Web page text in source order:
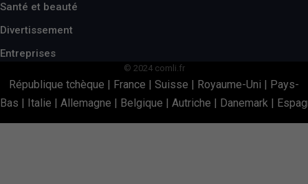
Santé et beauté
Divertissement
Entreprises
© 2024 comli.fr
République tchèque | France | Suisse | Royaume-Uni | Pays-
Bas | Italie | Allemagne | Belgique | Autriche | Danemark |